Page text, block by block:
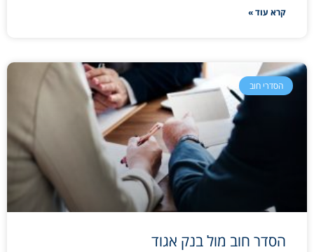
קרא עוד »
הסדרי חוב
הסדר חוב מול בנק אגוד